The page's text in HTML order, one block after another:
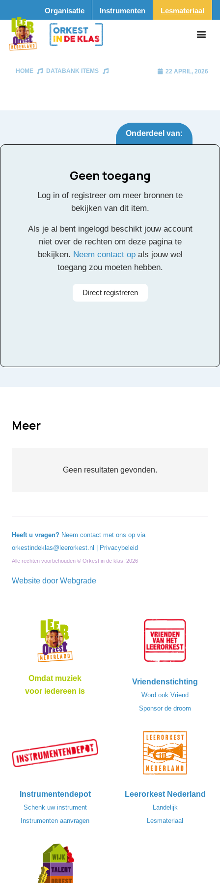
Organisatie Instrumenten Lesmateriaal
HOME DATABANK ITEMS 22 APRIL, 2026
Onderdeel van:
EmailPinterestLinkedIn
Delen
Geen toegang
Log in of registreer om meer bronnen te
bekijken van dit item.
Als je al bent ingelogd beschikt jouw account
niet over de rechten om deze pagina te
bekijken. Neem contact opals jouw wel
toegang zou moeten hebben.
Direct registreren
Alle rechten voorbehouden
Meer
Geen resultaten gevonden.
Omdat muziek
voor iedereen is
Vriendenstichting
Word ook Vriend
Sponsor de droom
Instrumentendepot
Schenk uw instrument
Instrumenten aanvragen
Leerorkest Nederland
Landelijk
Lesmateriaal
Heeft u vragen? Neem contact met ons op via
orkestindeklas@leerorkest.nl
Privacybeleid
Alle rechten voorbehouden © Orkest in de klas, 2026
Website door Webgrade